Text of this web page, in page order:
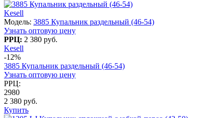
Kesell
Модель: 3885 Купальник раздельный (46-54)
Узнать оптовую цену
РРЦ: 2 380 руб.
Kesell
-12%
3885 Купальник раздельный (46-54)
Узнать оптовую цену
РРЦ:
2980
2 380 руб.
Купить